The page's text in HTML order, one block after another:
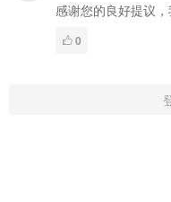
感谢您的良好提议
0